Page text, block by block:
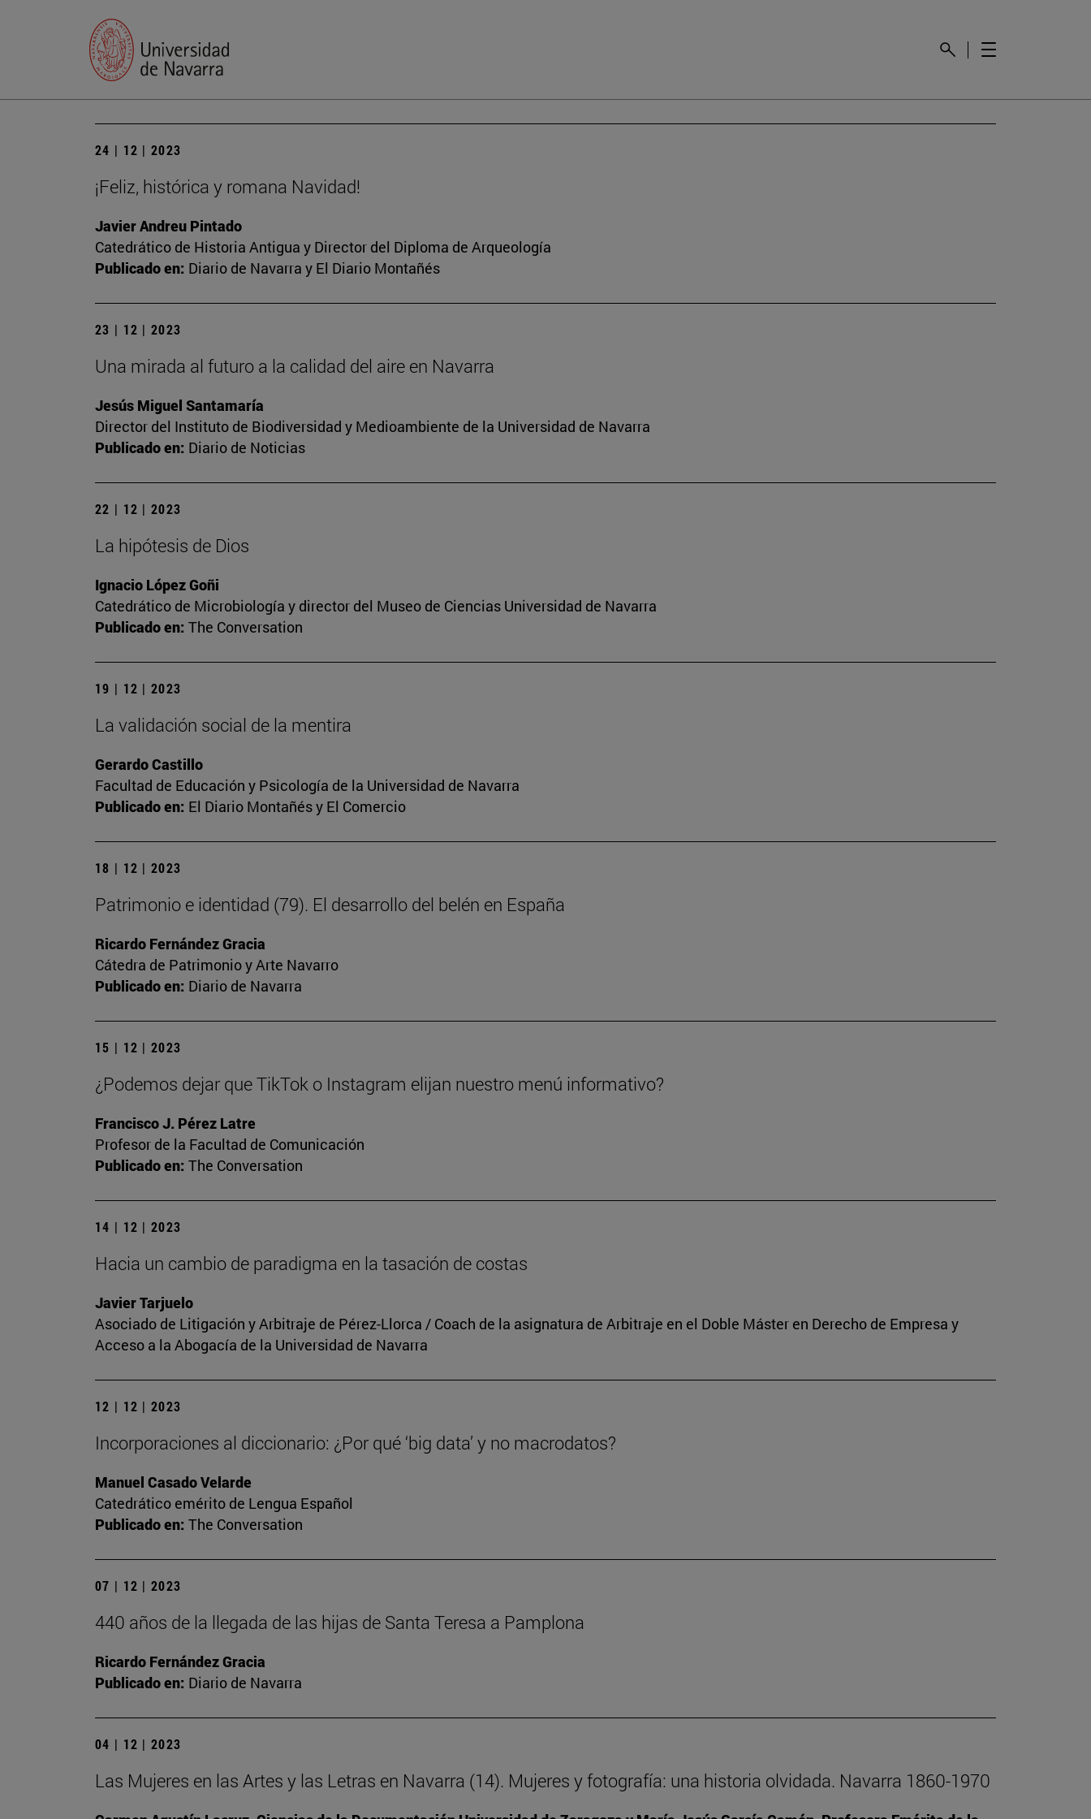
24 | 12 | 2023
¡Feliz, histórica y romana Navidad!
Javier Andreu Pintado
Catedrático de Historia Antigua y Director del Diploma de Arqueología
Publicado en: Diario de Navarra y El Diario Montañés
23 | 12 | 2023
Una mirada al futuro a la calidad del aire en Navarra
Jesús Miguel Santamaría
Director del Instituto de Biodiversidad y Medioambiente de la Universidad de Navarra
Publicado en: Diario de Noticias
22 | 12 | 2023
La hipótesis de Dios
Ignacio López Goñi
Catedrático de Microbiología y director del Museo de Ciencias Universidad de Navarra
Publicado en: The Conversation
19 | 12 | 2023
La validación social de la mentira
Gerardo Castillo
Facultad de Educación y Psicología de la Universidad de Navarra
Publicado en: El Diario Montañés y El Comercio
18 | 12 | 2023
Patrimonio e identidad (79). El desarrollo del belén en España
Ricardo Fernández Gracia
Cátedra de Patrimonio y Arte Navarro
Publicado en: Diario de Navarra
15 | 12 | 2023
¿Podemos dejar que TikTok o Instagram elijan nuestro menú informativo?
Francisco J. Pérez Latre
Profesor de la Facultad de Comunicación
Publicado en: The Conversation
14 | 12 | 2023
Hacia un cambio de paradigma en la tasación de costas
Javier Tarjuelo
Asociado de Litigación y Arbitraje de Pérez-Llorca / Coach de la asignatura de Arbitraje en el Doble Máster en Derecho de Empresa y
Acceso a la Abogacía de la Universidad de Navarra
12 | 12 | 2023
Incorporaciones al diccionario: ¿Por qué ‘big data’ y no macrodatos?
Manuel Casado Velarde
Catedrático emérito de Lengua Español
Publicado en: The Conversation
07 | 12 | 2023
440 años de la llegada de las hijas de Santa Teresa a Pamplona
Ricardo Fernández Gracia
Publicado en: Diario de Navarra
04 | 12 | 2023
Las Mujeres en las Artes y las Letras en Navarra (14). Mujeres y fotografía: una historia olvidada. Navarra 1860-1970